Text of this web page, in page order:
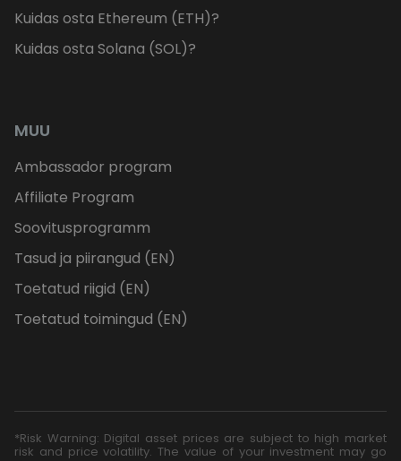
Kuidas osta Ethereum (ETH)?
Kuidas osta Solana (SOL)?
MUU
Ambassador program
Affiliate Program
Soovitusprogramm
Tasud ja piirangud (EN)
Toetatud riigid (EN)
Toetatud toimingud (EN)
*Risk Warning: Digital asset prices are subject to high market
risk and price volatility. The value of your investment may go